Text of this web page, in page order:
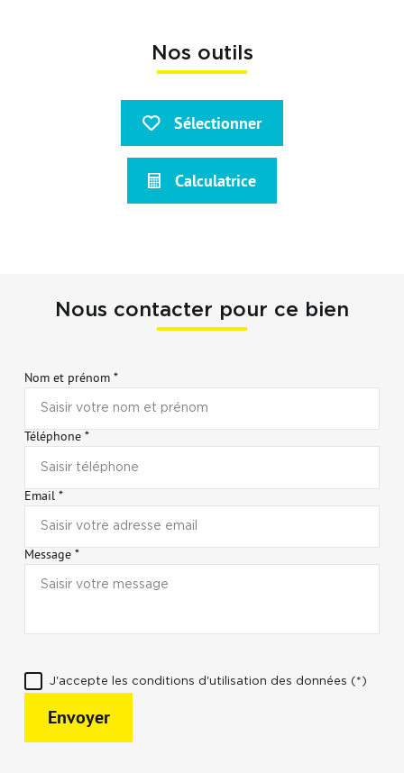
Nos outils
Sélectionner
Calculatrice
Nous contacter pour ce bien
Nom et prénom *
Téléphone *
Email *
Message *
J'accepte les conditions d'utilisation des données (*)
Envoyer